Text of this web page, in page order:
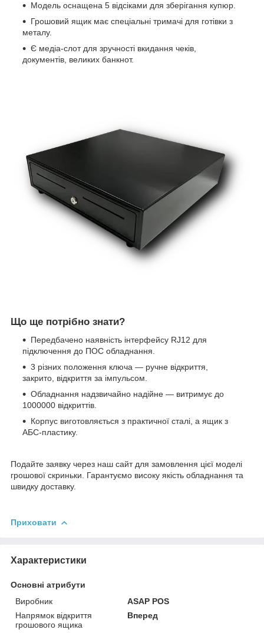
Модель оснащена 5 відсіками для зберігання купюр.
Грошовий ящик має спеціальні тримачі для готівки з
металу.
Є медіа-слот для зручності вкидання чеків,
документів, великих банкнот.
Що ще потрібно знати?
Передбачено наявність інтерфейсу RJ12 для
підключення до ПОС обладнання.
3 різних положення ключа — ручне відкриття,
закрито, відкриття за імпульсом.
Обладнання надзвичайно надійне — витримує до
1000000 відкриттів.
Корпус виготовляється з практичної сталі, а ящик з
АБС-пластику.
Подайте заявку через наш сайт для замовлення цієї моделі
грошової скриньки. Гарантуємо високу якість обладнання та
швидку доставку.
Приховати
Характеристики
Основні атрибути
Виробник
ASAP POS
Напрямок відкриття
грошового ящика
Вперед